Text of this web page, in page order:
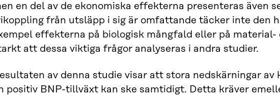
en del av de ekonomiska effekterna presenteras även
från utsläpp i sig är omfattande täcker inte den
effekterna på biologisk mångfald eller på
att dessa viktiga frågor analyseras i andra studier.
av denna studie visar att stora nedskärningar
positiv BNP-tillväxt kan ske samtidigt. Detta kräver